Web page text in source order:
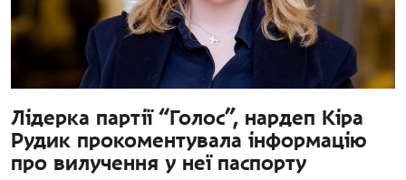
Лідерка партії “Голос”, нардеп Кіра
Рудик прокоментувала інформацію
про вилучення у неї паспорту